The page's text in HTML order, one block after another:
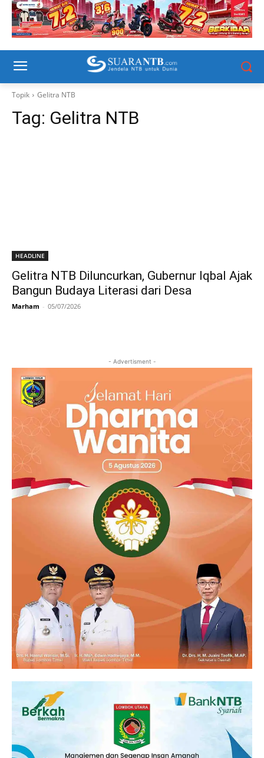
Topik Gelitra NTB
Tag: Gelitra NTB
HEADLINE
Gelitra NTB Diluncurkan, Gubernur Iqbal Ajak
Bangun Budaya Literasi dari Desa
Marham - 05/07/2026
- Advertisment -